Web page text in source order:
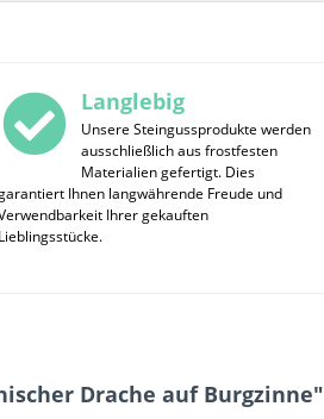
Langlebig
Unsere Steingussprodukte werden
ausschließlich aus frostfesten
Materialien gefertigt. Dies
Ihnen langwährende Freude und
Ihrer gekauften
Lieblingsstücke.
Drache auf Burgzinne"